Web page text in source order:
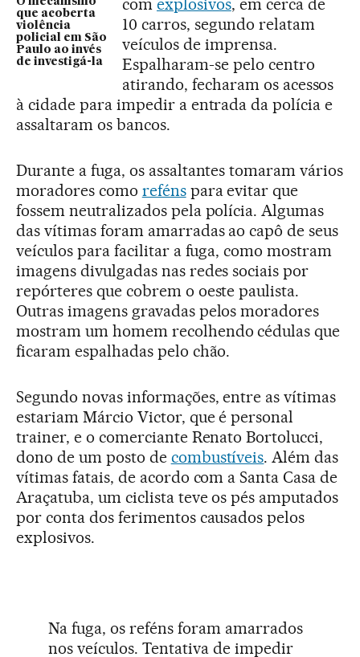
que acoberta
violência
policial em São
Paulo ao invés
de investigá-la
com explosivos, em cerca de
10 carros, segundo relatam
veículos de imprensa.
Espalharam-se pelo centro
atirando, fecharam os acessos
à cidade para impedir a entrada da polícia e
assaltaram os bancos.
Durante a fuga, os assaltantes tomaram vários
moradores como refénspara evitar que
fossem neutralizados pela polícia. Algumas
das vítimas foram amarradas ao capô de seus
veículos para facilitar a fuga, como mostram
imagens divulgadas nas redes sociais por
repórteres que cobrem o oeste paulista.
Outras imagens gravadas pelos moradores
mostram um homem recolhendo cédulas que
ficaram espalhadas pelo chão.
Segundo novas informações, entre as vítimas
estariam Márcio Victor, que é personal
trainer, e o comerciante Renato Bortolucci,
dono de um posto de combustíveis. Além das
vítimas fatais, de acordo com a Santa Casa de
Araçatuba, um ciclista teve os pés amputados
por conta dos ferimentos causados pelos
explosivos.
Na fuga, os reféns foram amarrados
nos veículos. Tentativa de impedir